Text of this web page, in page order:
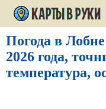
Погода в Лобне
2026 года,
температура,